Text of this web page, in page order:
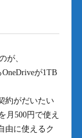
が、
が1TB
約がだいたい
月500円で使え
由に使えるク